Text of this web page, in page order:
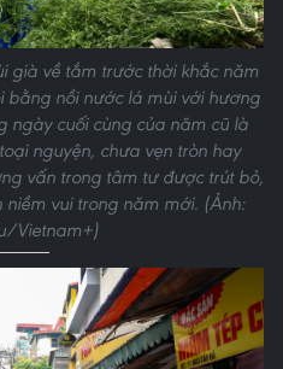
già về tắm trước thời khắc năm
bằng nồi nước lá mùi với hương
ngày cuối cùng của năm cũ là
nguyện, chưa vẹn tròn hay
vấn trong tâm tư được trút bỏ,
vui trong năm mới. (Ảnh:
Vietnam+)